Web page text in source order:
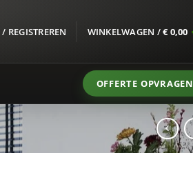
REGISTREREN WINKELWAGEN /€0,00
OFFERTE OPVRAGEN